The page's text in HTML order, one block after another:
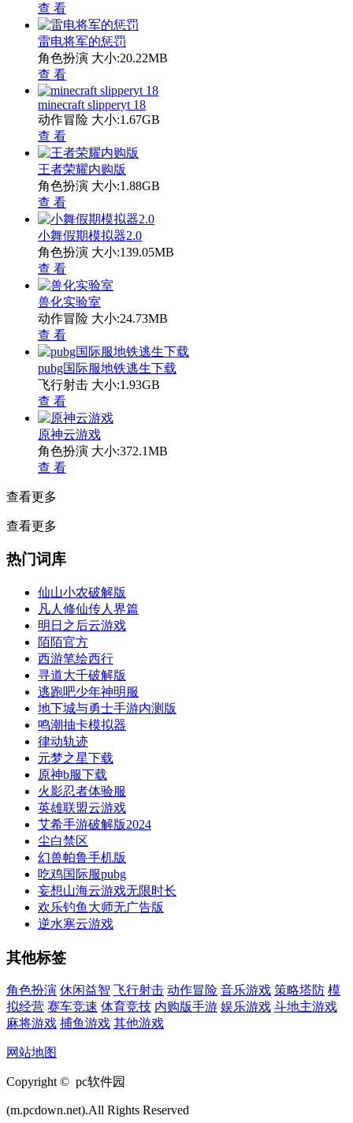
查 看
雷电将军的惩罚
角色扮演 大小:20.22MB
查 看
minecraft slipperyt 18
动作冒险 大小:1.67GB
查 看
王者荣耀内购版
角色扮演 大小:1.88GB
查 看
小舞假期模拟器2.0
角色扮演 大小:139.05MB
查 看
兽化实验室
动作冒险 大小:24.73MB
查 看
pubg国际服地铁逃生下载
飞行射击 大小:1.93GB
查 看
原神云游戏
角色扮演 大小:372.1MB
查 看
查看更多
查看更多
热门词库
仙山小农破解版
凡人修仙传人界篇
明日之后云游戏
陌陌官方
西游笔绘西行
寻道大千破解版
逃跑吧少年神明服
地下城与勇士手游内测版
鸣潮抽卡模拟器
律动轨迹
元梦之星下载
原神b服下载
火影忍者体验服
英雄联盟云游戏
艾希手游破解版2024
尘白禁区
幻兽帕鲁手机版
吃鸡国际服pubg
妄想山海云游戏无限时长
欢乐钓鱼大师无广告版
逆水寒云游戏
其他标签
角色扮演 休闲益智 飞行射击 动作冒险 音乐游戏 策略塔防 模
拟经营 赛车竞速 体育竞技 内购版手游 娱乐游戏 斗地主游戏
麻将游戏 捕鱼游戏 其他游戏
网站地图
Copyright © pc软件园
(m.pcdown.net).All Rights Reserved